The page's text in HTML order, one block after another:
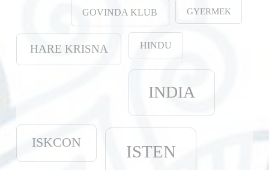
GOVINDA KLUB GYERMEK
HARE KRISNA HINDU
INDIA
ISKCON ISTEN